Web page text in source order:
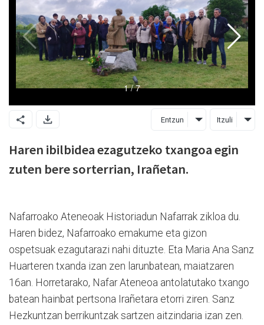
Entzun Itzuli
Haren ibilbidea ezagutzeko txangoa egin
zuten bere sorterrian, Irañetan.
Nafarroako Ateneoak Historiadun Nafarrak zikloa du.
Haren bidez, Nafarroako emakume eta gizon
ospetsuak ezagutarazi nahi dituzte. Eta Maria Ana Sanz
Huarteren txanda izan zen larunbatean, maiatzaren
16an. Horretarako, Nafar Ateneoa antolatutako txango
batean hainbat pertsona Irañetara etorri ziren. Sanz
Hezkuntzan berrikuntzak sartzen aitzindaria izan zen.